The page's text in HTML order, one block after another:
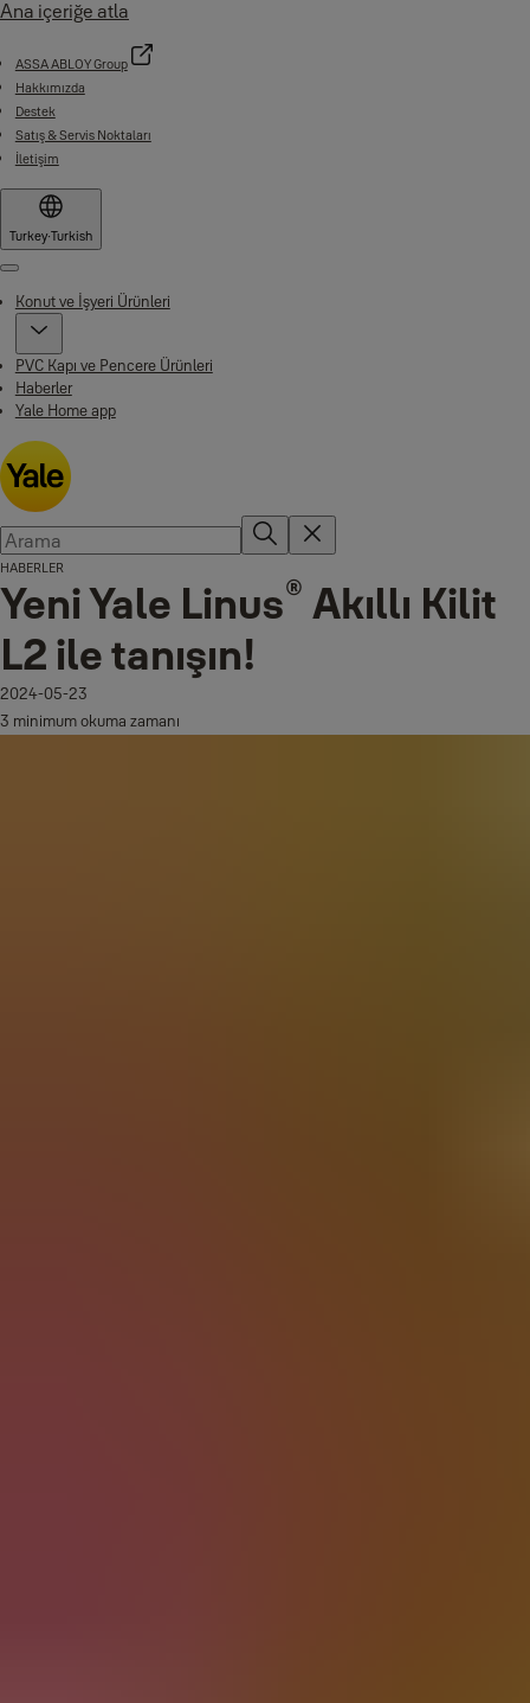
Ana içeriğe atla
ASSA ABLOY Group
Hakkımızda
Destek
Satış & Servis Noktaları
İletişim
Turkey·Turkish
Menu
Konut ve İşyeri Ürünleri
PVC Kapı ve Pencere Ürünleri
Haberler
Yale Home app
HABERLER
Yeni Yale Linus® Akıllı Kilit
L2 ile tanışın!
2024-05-23
3 minimum okuma zamanı